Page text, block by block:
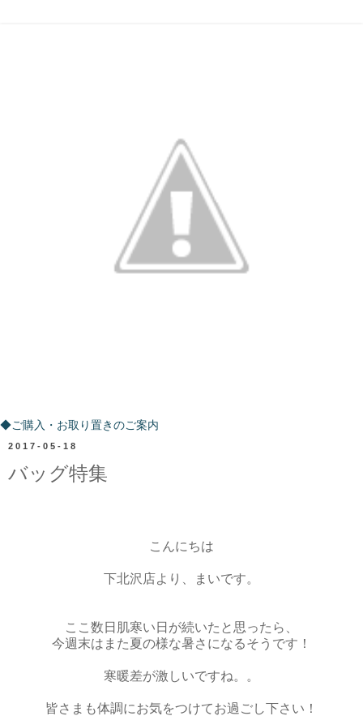
◆ご購入・お取り置きのご案内
2017-05-18
バッグ特集
こんにちは
下北沢店より、まいです。
ここ数日肌寒い日が続いたと思ったら、
今週末はまた夏の様な暑さになるそうです！
寒暖差が激しいですね。。
皆さまも体調にお気をつけてお過ごし下さい！